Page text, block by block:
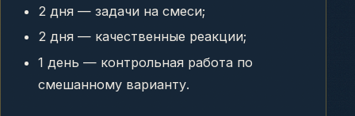
2 дня — задачи на смеси;
2 дня — качественные реакции;
1 день — контрольная работа по
смешанному варианту.